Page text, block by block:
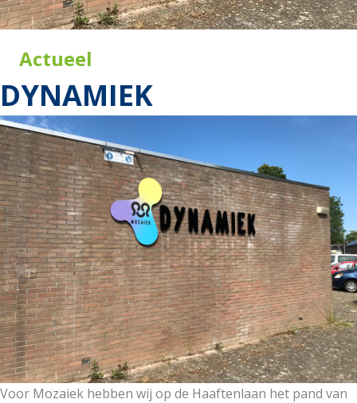
Actueel
DYNAMIEK
Voor Mozaiek hebben wij op de Haaftenlaan het pand van